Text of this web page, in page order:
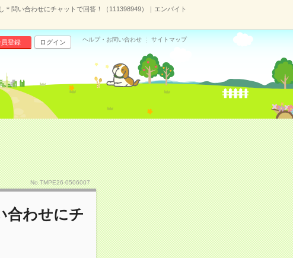
＊問い合わせにチャットで回答！（111398949）｜エンバイト
員登録 ログイン ヘルプ・お問い合わせ サイトマップ
No.TMPE26-0506007
合わせにチ